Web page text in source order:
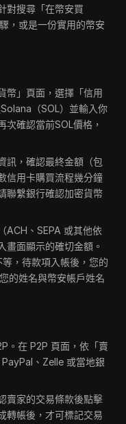
對搜尋「在幣安買
，或是一份實用的幣安
幣」頁面，選擇「信用
（SOL）並輸入你
次確認當前SOL價格，
訊，確認最終金額（包
信用卡購買流程幾分鐘
聯繫銀行確認加密貨幣
ACH、SEPA 或其他依
畫面顯示的確切金額。
，待款項入帳後，您的
的姓名與幣安帳戶姓名
。在 P2P 頁面，依「賣
、Zelle 或當地銀
賣家的交易條款後點擊
轉帳後，才可標記交易